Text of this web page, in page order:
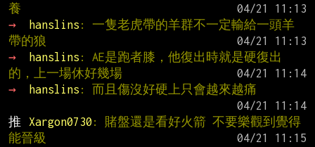
養
→
hanslins : 一隻老虎帶的羊群不一定輸給一頭羊
帶的狼
→
hanslins : AE是跑者膝，他復出時就是硬復出
的，上一場休好幾場
→
hanslins : 而且傷沒好硬上只會越來越痛
推
Xargon0730 : 賭盤還是看好火箭 不要樂觀到覺得
能晉級